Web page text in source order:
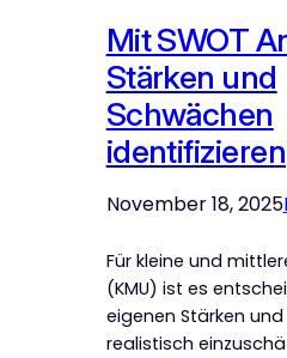
Mit SWOT
Stärken und
Schwächen
identifizieren
November 18, 2025
Für kleine und
(KMU) ist es
eigenen Stärken
realistisch